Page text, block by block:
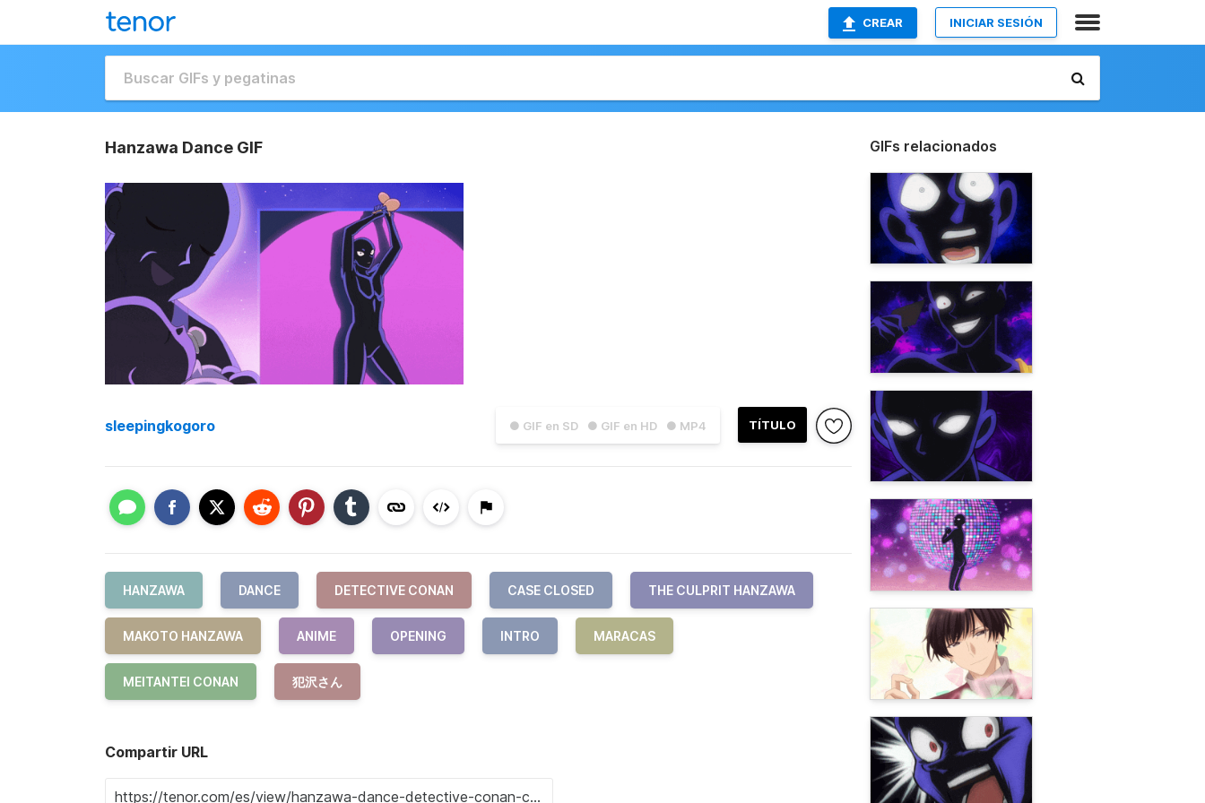
CREAR INICIAR SESIÓN
Hanzawa Dance GIF
● GIF en SD ● GIF en HD ● MP4 TÍTULO
sleepingkogoro
HANZAWA DANCE DETECTIVE CONAN CASE CLOSED THE CULPRIT HANZAWA
MAKOTO HANZAWA ANIME OPENING INTRO MARACAS
MEITANTEI CONAN 犯沢さん
Compartir URL
GIFs relacionados